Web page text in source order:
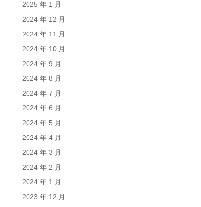
2025 年 1 月
2024 年 12 月
2024 年 11 月
2024 年 10 月
2024 年 9 月
2024 年 8 月
2024 年 7 月
2024 年 6 月
2024 年 5 月
2024 年 4 月
2024 年 3 月
2024 年 2 月
2024 年 1 月
2023 年 12 月